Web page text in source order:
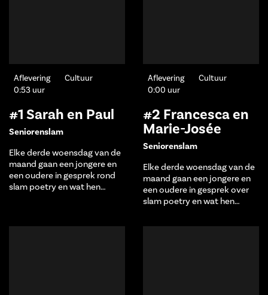
Aflevering
Cultuur
0:53 uur
#1 Sarah en Paul
Seniorenslam
Elke derde woensdag van de
maand gaan een jongere en
een oudere in gesprek rond
slam poetry en wat hen…
Aflevering
Cultuur
0:00 uur
#2 Francesca en
Marie-Josée
Seniorenslam
Elke derde woensdag van de
maand gaan een jongere en
een oudere in gesprek over
slam poetry en wat hen…